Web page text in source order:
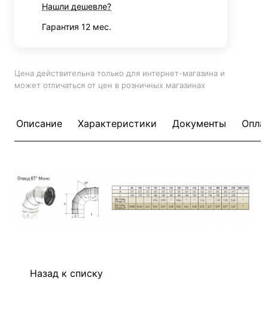
Нашли дешевле?
Гарантия 12 мес.
Цена действительна только для интернет-магазина и
может отличаться от цен в розничных магазинах
Описание Характеристики Документы
Назад к списку